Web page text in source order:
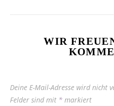
WIR
Deine E-Mail-Adresse wird nicht
Felder sind mit * markiert